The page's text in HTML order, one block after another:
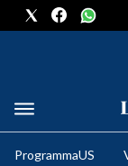
METEO
ProgrammaUS